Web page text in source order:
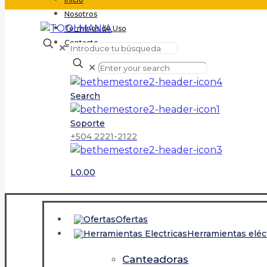
Nosotros
Terminos de Uso
Contacto
✕
✕
Search
Soporte
+504 2221-2122
L0.00
Ofertas
Herramientas
Canteadoras